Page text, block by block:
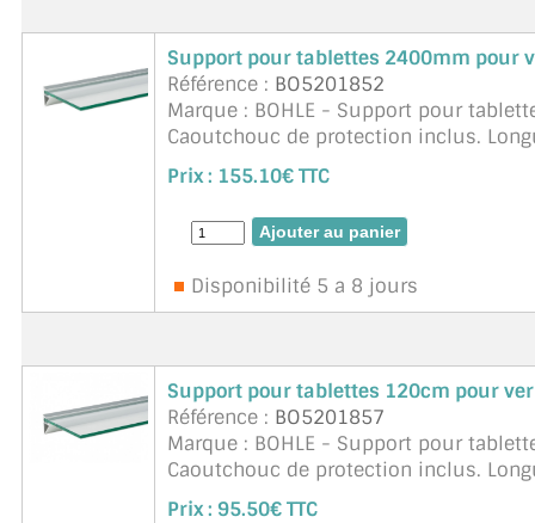
Support pour tablettes 2400mm pour
Référence : BO5201852
Marque : BOHLE - Support pour
Caoutchouc de protection inclus.
Charge : Profondeur 300mm = 50 kg/
suite
Prix : 155.10€ TTC
Disponibilité 5 a 8 jours
Support pour tablettes 120cm pour
Référence : BO5201857
Marque : BOHLE - Support pour
Caoutchouc de protection inclus.
Charge : Profondeur 300mm = 50 kg/
Prix : 95.50€ TTC